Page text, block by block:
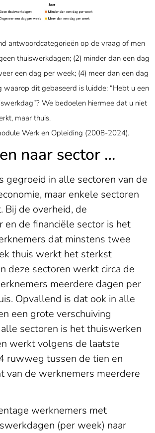
antwoordcategorieën op de vraag of men
thuiswerkdagen; (2) minder dan een dag
een dag per week; (4) meer dan een dag
waarop dit gebaseerd is luidde: “Hebt u een
We bedoelen hiermee dat u niet
maar thuis.
Werk en Opleiding (2008-2024).
naar sector …
gegroeid in alle sectoren van de
maar enkele sectoren
Bij de overheid, de
en de financiële sector is het
dat minstens twee
thuis werkt het sterkst
deze sectoren werkt circa de
meerdere dagen per
Opvallend is dat ook in alle
een grote verschuiving
alle sectoren is het thuiswerken
werkt volgens de laatste
ruwweg tussen de tien en
van de werknemers meerdere
werknemers met
(per week) naar